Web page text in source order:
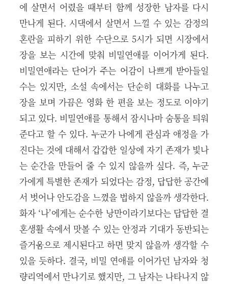
에 살면서 어렸을 때부터 함께 성장한 남자를 다시
만나게 된다. 시댁에서 살면서 느낄 수 있는 감정의
혼란을 피하기 위한 수단으로 5시가 되면 시장에서
장을 보는 시간에 맞춰 비밀연애를 이어가게 된다.
비밀연애라는 단어가 주는 어감이 나쁘게 받아들일
수는 있지만, 소설 속에서는 단순히 대화를 나누고
장을 보며 가끔은 영화 한 편을 보는 정도로 이야기
되고 있다. 비밀연애를 통해서 잠시나마 숨통을 틔워
준다고 할 수 있다. 누군가 나에게 관심과 애정을 가
진다는 것에 대해서 갑갑한 일상에 자기 존재가 빛나
는 순간을 만들어 줄 수 있지 않을까 싶다. 즉, 누군
가에게 특별한 존재가 되었다는 감정, 답답한 공간에
서 벗어나 안도감을 느꼈을 법하지 않을까 생각한다.
화자 ‘나’에게는 순수한 낭만이라기보다는 답답한 결
혼생활 속에서 맛볼 수 있는 안정과 기대가 동반되는
즐거움으로 제시된다고 하면 맞지 않을까 생각할 수
있을 듯하다. 결국, 비밀 연애를 이어가던 남자와 청
량리역에서 만나기로 했지만, 그 남자는 나타나지 않